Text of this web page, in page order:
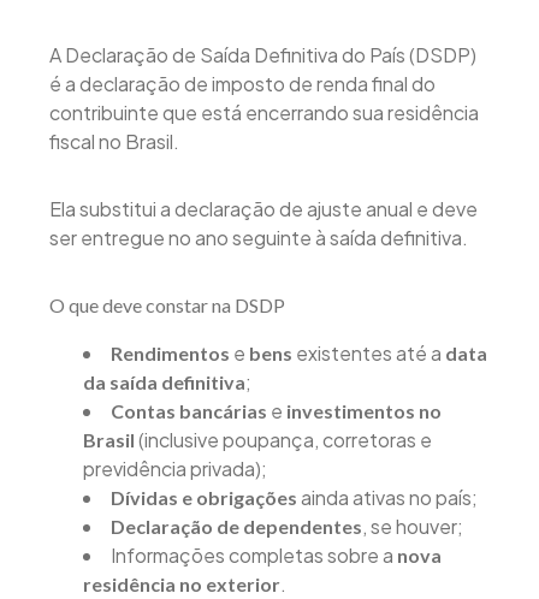
A Declaração de Saída Definitiva do País (DSDP)
é a declaração de imposto de renda final do
contribuinte que está encerrando sua residência
fiscal no Brasil.
Ela substitui a declaração de ajuste anual e deve
ser entregue no ano seguinte à saída definitiva.
O que deve constar na DSDP
Rendimentos e bens existentes até a data
da saída definitiva;
Contas bancárias e investimentos no
Brasil (inclusive poupança, corretoras e
previdência privada);
Dívidas e obrigações ainda ativas no país;
Declaração de dependentes, se houver;
Informações completas sobre a nova
residência no exterior.